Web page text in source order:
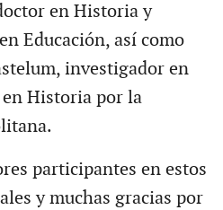
en Historia y
Educación, así como
investigador en
Historia por la
participantes en estos
y muchas gracias por